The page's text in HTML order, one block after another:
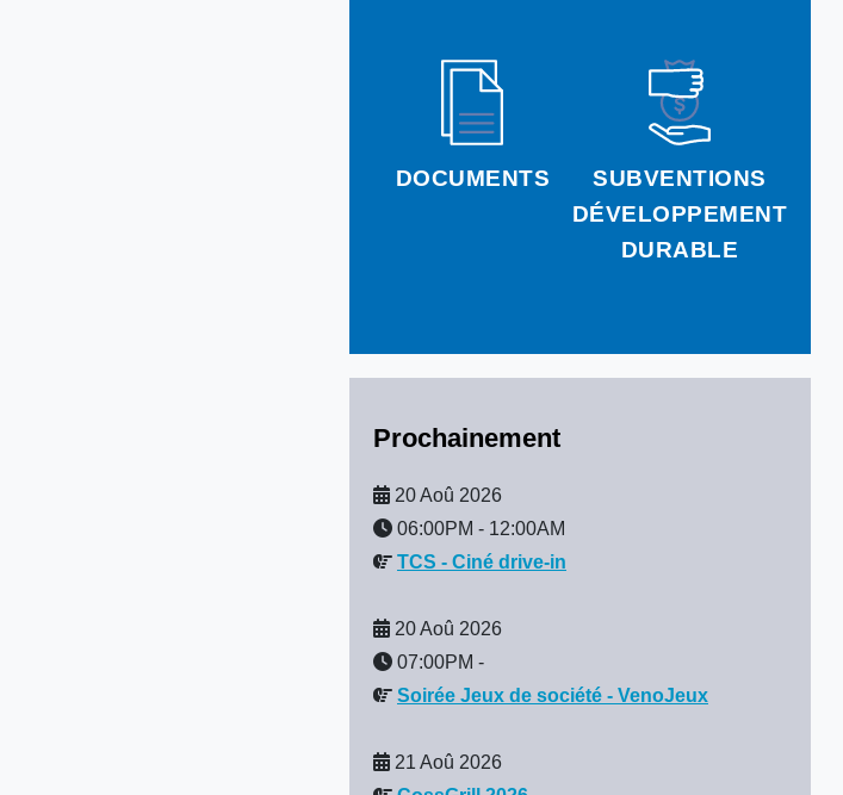
DOCUMENTS
SUBVENTIONS
DÉVELOPPEMENT
DURABLE
Prochainement
20 Aoû 2026
06:00PM - 12:00AM
TCS - Ciné drive-in
20 Aoû 2026
07:00PM -
Soirée Jeux de société - VenoJeux
21 Aoû 2026